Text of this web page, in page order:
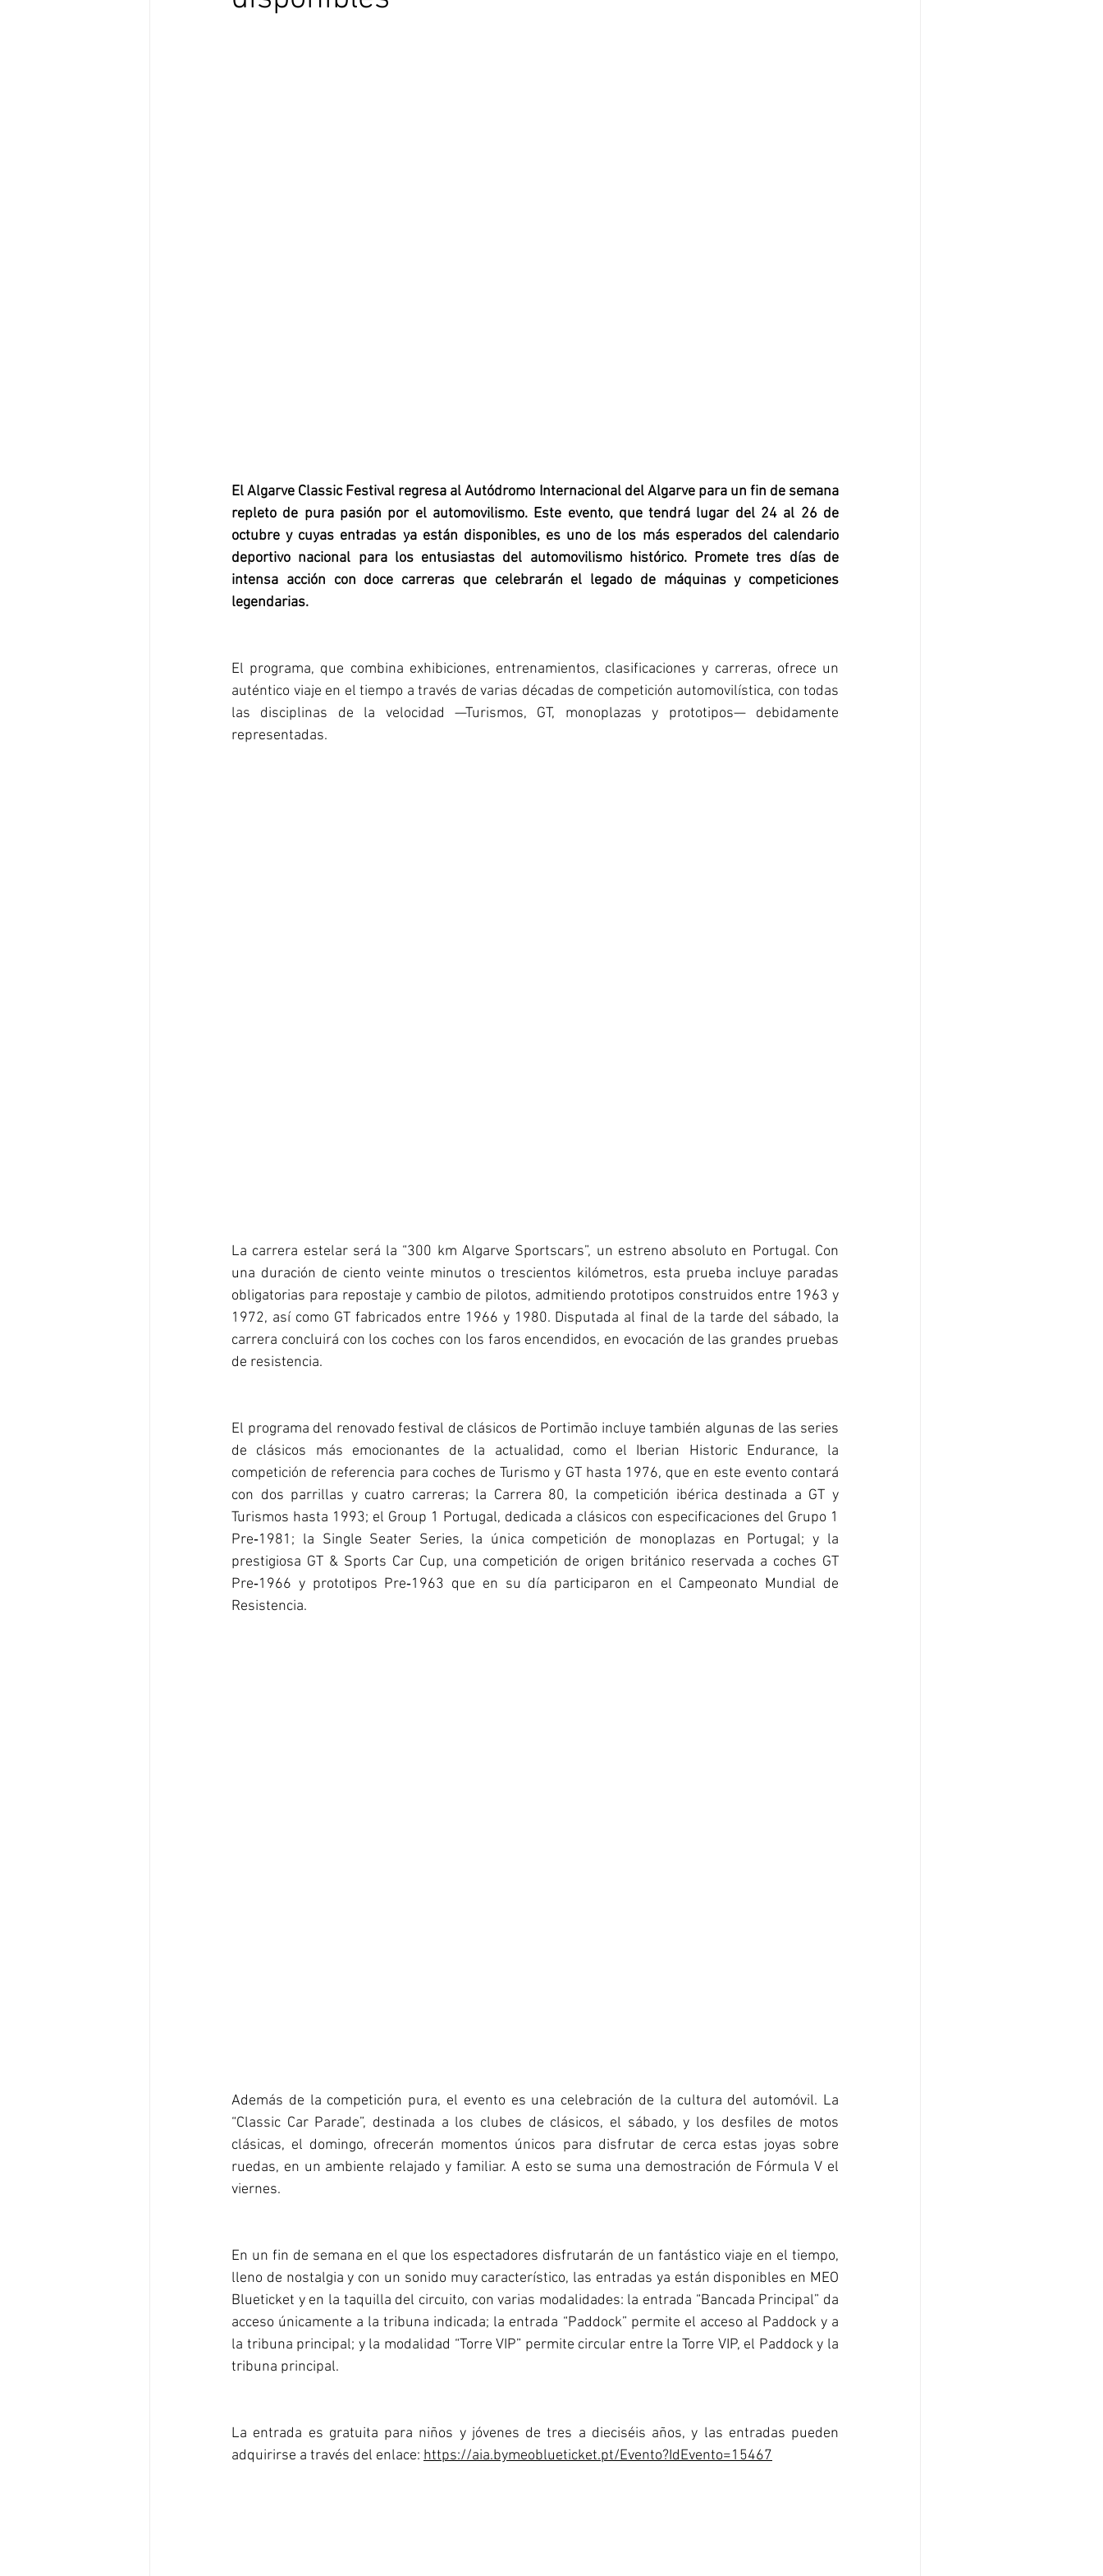
El Algarve Classic Festival regresa al Autódromo Internacional del Algarve para un fin de semana
repleto de pura pasión por el automovilismo. Este evento, que tendrá lugar del 24 al 26 de
octubre y cuyas entradas ya están disponibles, es uno de los más esperados del calendario
deportivo nacional para los entusiastas del automovilismo histórico. Promete tres días de
intensa acción con doce carreras que celebrarán el legado de máquinas y competiciones
legendarias.
El programa, que combina exhibiciones, entrenamientos, clasificaciones y carreras, ofrece un
auténtico viaje en el tiempo a través de varias décadas de competición automovilística, con todas
las disciplinas de la velocidad —Turismos, GT, monoplazas y prototipos— debidamente
representadas.
La carrera estelar será la “300 km Algarve Sportscars”, un estreno absoluto en Portugal. Con
una duración de ciento veinte minutos o trescientos kilómetros, esta prueba incluye paradas
obligatorias para repostaje y cambio de pilotos, admitiendo prototipos construidos entre 1963 y
1972, así como GT fabricados entre 1966 y 1980. Disputada al final de la tarde del sábado, la
carrera concluirá con los coches con los faros encendidos, en evocación de las grandes pruebas
de resistencia.
El programa del renovado festival de clásicos de Portimão incluye también algunas de las series
de clásicos más emocionantes de la actualidad, como el Iberian Historic Endurance, la
competición de referencia para coches de Turismo y GT hasta 1976, que en este evento contará
con dos parrillas y cuatro carreras; la Carrera 80, la competición ibérica destinada a GT y
Turismos hasta 1993; el Group 1 Portugal, dedicada a clásicos con especificaciones del Grupo 1
Pre‑1981; la Single Seater Series, la única competición de monoplazas en Portugal; y la
prestigiosa GT & Sports Car Cup, una competición de origen británico reservada a coches GT
Pre‑1966 y prototipos Pre‑1963 que en su día participaron en el Campeonato Mundial de
Resistencia.
Además de la competición pura, el evento es una celebración de la cultura del automóvil. La
“Classic Car Parade”, destinada a los clubes de clásicos, el sábado, y los desfiles de motos
clásicas, el domingo, ofrecerán momentos únicos para disfrutar de cerca estas joyas sobre
ruedas, en un ambiente relajado y familiar. A esto se suma una demostración de Fórmula V el
viernes.
En un fin de semana en el que los espectadores disfrutarán de un fantástico viaje en el tiempo,
lleno de nostalgia y con un sonido muy característico, las entradas ya están disponibles en MEO
Blueticket y en la taquilla del circuito, con varias modalidades: la entrada “Bancada Principal” da
acceso únicamente a la tribuna indicada; la entrada “Paddock” permite el acceso al Paddock y a
la tribuna principal; y la modalidad “Torre VIP” permite circular entre la Torre VIP, el Paddock y la
tribuna principal.
La entrada es gratuita para niños y jóvenes de tres a dieciséis años, y las entradas pueden
adquirirse a través del enlace: https://aia.bymeoblueticket.pt/Evento?IdEvento=15467